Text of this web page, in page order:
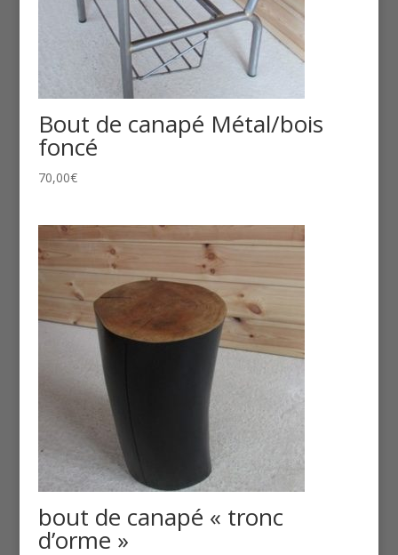
Bout de canapé Métal/bois
foncé
70,00€
bout de canapé « tronc
d’orme »